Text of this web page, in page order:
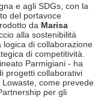
e agli SDGs, con la
del portavoce
da Marisa
alla sostenibilità
logica di collaborazione
di competitività.
Parmigiani - ha
progetti collaborativi
come prevede
per gli